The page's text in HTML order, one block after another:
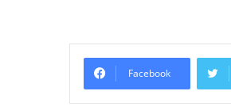
Facebook